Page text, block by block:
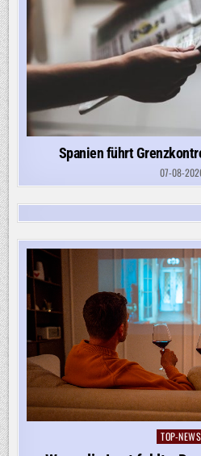
Spanien führt
07-08-
Posted
in
TOP-NEWS